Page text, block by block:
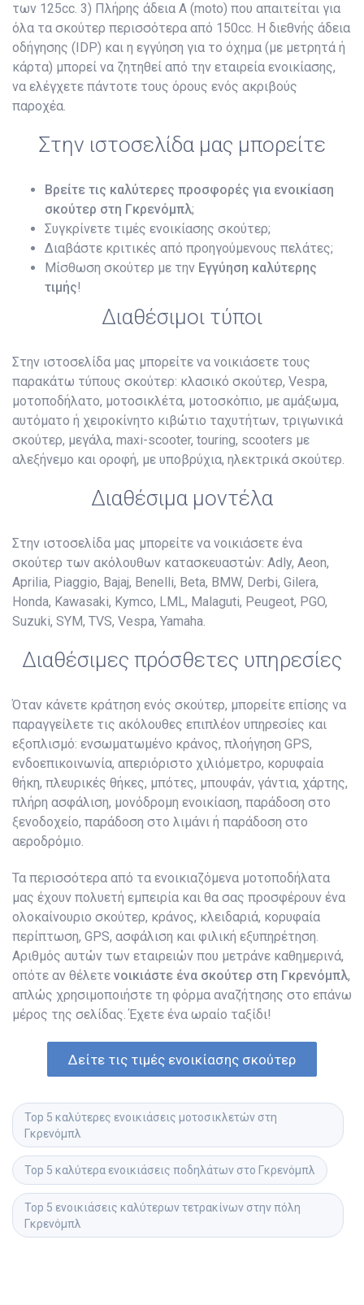
των 125cc. 3) Πλήρης άδεια A (moto) που απαιτείται για
όλα τα σκούτερ περισσότερα από 150cc. Η διεθνής άδεια
οδήγησης (IDP) και η εγγύηση για το όχημα (με μετρητά ή
κάρτα) μπορεί να ζητηθεί από την εταιρεία ενοικίασης,
να ελέγχετε πάντοτε τους όρους ενός ακριβούς
παροχέα.
Στην ιστοσελίδα μας μπορείτε
Βρείτε τις καλύτερες προσφορές για ενοικίαση
σκούτερ στη Γκρενόμπλ;
Συγκρίνετε τιμές ενοικίασης σκούτερ;
Διαβάστε κριτικές από προηγούμενους πελάτες;
Μίσθωση σκούτερ με την Εγγύηση καλύτερης
τιμής!
Διαθέσιμοι τύποι
Στην ιστοσελίδα μας μπορείτε να νοικιάσετε τους
παρακάτω τύπους σκούτερ: κλασικό σκούτερ, Vespa,
μοτοποδήλατο, μοτοσικλέτα, μοτοσκόπιο, με αμάξωμα,
αυτόματο ή χειροκίνητο κιβώτιο ταχυτήτων, τριγωνικά
σκούτερ, μεγάλα, maxi-scooter, touring, scooters με
αλεξήνεμο και οροφή, με υποβρύχια, ηλεκτρικά σκούτερ.
Διαθέσιμα μοντέλα
Στην ιστοσελίδα μας μπορείτε να νοικιάσετε ένα
σκούτερ των ακόλουθων κατασκευαστών: Adly, Aeon,
Aprilia, Piaggio, Bajaj, Benelli, Beta, BMW, Derbi, Gilera,
Honda, Kawasaki, Kymco, LML, Malaguti, Peugeot, PGO,
Suzuki, SYM, TVS, Vespa, Yamaha.
Διαθέσιμες πρόσθετες υπηρεσίες
Όταν κάνετε κράτηση ενός σκούτερ, μπορείτε επίσης να
παραγγείλετε τις ακόλουθες επιπλέον υπηρεσίες και
εξοπλισμό: ενσωματωμένο κράνος, πλοήγηση GPS,
ενδοεπικοινωνία, απεριόριστο χιλιόμετρο, κορυφαία
θήκη, πλευρικές θήκες, μπότες, μπουφάν, γάντια, χάρτης,
πλήρη ασφάλιση, μονόδρομη ενοικίαση, παράδοση στο
ξενοδοχείο, παράδοση στο λιμάνι ή παράδοση στο
αεροδρόμιο.
Τα περισσότερα από τα ενοικιαζόμενα μοτοποδήλατα
μας έχουν πολυετή εμπειρία και θα σας προσφέρουν ένα
ολοκαίνουριο σκούτερ, κράνος, κλειδαριά, κορυφαία
περίπτωση, GPS, ασφάλιση και φιλική εξυπηρέτηση.
Αριθμός αυτών των εταιρειών που μετράνε καθημερινά,
οπότε αν θέλετε νοικιάστε ένα σκούτερ στη Γκρενόμπλ,
απλώς χρησιμοποιήστε τη φόρμα αναζήτησης στο επάνω
μέρος της σελίδας. Έχετε ένα ωραίο ταξίδι!
Δείτε τις τιμές ενοικίασης σκούτερ
Top 5 καλύτερες ενοικιάσεις μοτοσικλετών στη
Γκρενόμπλ
Top 5 καλύτερα ενοικιάσεις ποδηλάτων στο Γκρενόμπλ
Top 5 ενοικιάσεις καλύτερων τετρακίνων στην πόλη
Γκρενόμπλ